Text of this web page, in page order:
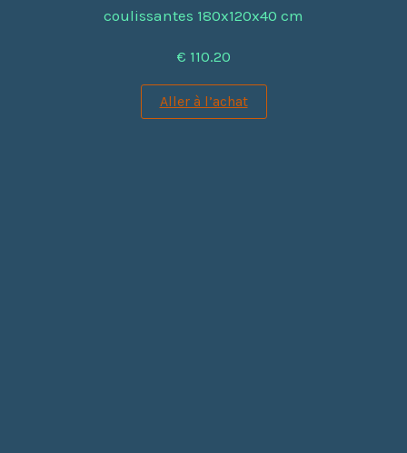
coulissantes 180x120x40 cm
€ 110.20
Aller à l’achat